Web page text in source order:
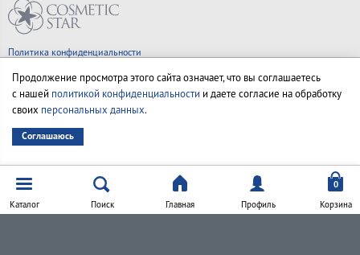
Политика конфиденциальности
Согласие на обработку персональных данных
© Все права на товарные знаки принадлежат их законным владельцам.
Каталог Поиск Главная Профиль Корзина
Продолжение просмотра этого сайта означает, что вы соглашаетесь
с нашей политикой конфиденциальности и даете согласие на обработку
своих персональных данных.
Соглашаюсь